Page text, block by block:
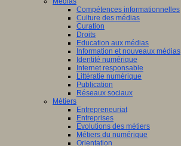
Compétences informationnelles
Culture des médias
Curation
Droits
Education aux médias
Information et nouveaux médias
Identité numérique
Internet responsable
Littératie numérique
Publication
Réseaux sociaux
Métiers
Entrepreneuriat
Entreprises
Evolutions des métiers
Métiers du numérique
Orientation